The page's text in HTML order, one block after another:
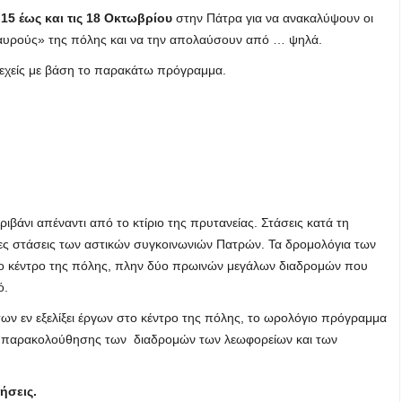
15 έως και τις 18 Οκτωβρίου στην Πάτρα για να ανακαλύψουν οι
της πόλης και να την απολαύσουν από … ψηλά.
με βάση το παρακάτω πρόγραμμα.
απέναντι από το κτίριο της πρυτανείας. Στάσεις κατά τη
στάσεις των αστικών συγκοινωνιών Πατρών. Τα δρομολόγια των
κέντρο της πόλης, πλην δύο πρωινών μεγάλων διαδρομών που
εν εξελίξει έργων στο κέντρο της πόλης, το ωρολόγιο πρόγραμμα
παρακολούθησης των διαδρομών των λεωφορείων και των